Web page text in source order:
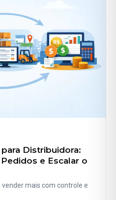
Distribuidora:
e Escalar o
mais com controle e